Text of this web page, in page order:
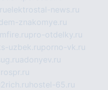
elektrostal-news.ru
znakomye.ru
pro-otdelky.ru
uzbek.ruporno-vk.ru
adonyev.ru
2rich.ru hostel-65.ru